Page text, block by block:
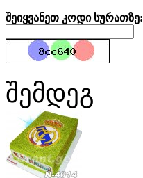
შეიყვანეთ კოდი სურათზე:
შემდეგ